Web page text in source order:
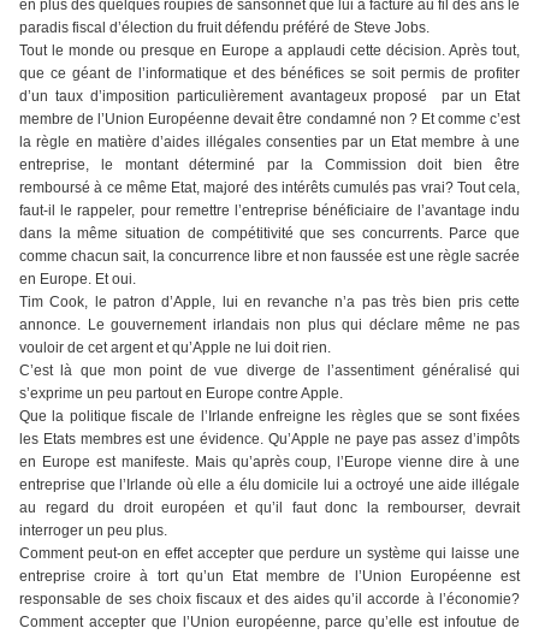
en plus des quelques roupies de sansonnet que lui a facturé au fil des ans le
paradis fiscal d’élection du fruit défendu préféré de Steve Jobs.
Tout le monde ou presque en Europe a applaudi cette décision. Après tout,
que ce géant de l’informatique et des bénéfices se soit permis de profiter
d’un taux d’imposition particulièrement avantageux proposé par un Etat
membre de l’Union Européenne devait être condamné non ? Et comme c’est
la règle en matière d’aides illégales consenties par un Etat membre à une
entreprise, le montant déterminé par la Commission doit bien être
remboursé à ce même Etat, majoré des intérêts cumulés pas vrai? Tout cela,
faut-il le rappeler, pour remettre l’entreprise bénéficiaire de l’avantage indu
dans la même situation de compétitivité que ses concurrents. Parce que
comme chacun sait, la concurrence libre et non faussée est une règle sacrée
en Europe. Et oui.
Tim Cook, le patron d’Apple, lui en revanche n’a pas très bien pris cette
annonce. Le gouvernement irlandais non plus qui déclare même ne pas
vouloir de cet argent et qu’Apple ne lui doit rien.
C’est là que mon point de vue diverge de l’assentiment généralisé qui
s’exprime un peu partout en Europe contre Apple.
Que la politique fiscale de l’Irlande enfreigne les règles que se sont fixées
les Etats membres est une évidence. Qu’Apple ne paye pas assez d’impôts
en Europe est manifeste. Mais qu’après coup, l’Europe vienne dire à une
entreprise que l’Irlande où elle a élu domicile lui a octroyé une aide illégale
au regard du droit européen et qu’il faut donc la rembourser, devrait
interroger un peu plus.
Comment peut-on en effet accepter que perdure un système qui laisse une
entreprise croire à tort qu’un Etat membre de l’Union Européenne est
responsable de ses choix fiscaux et des aides qu’il accorde à l’économie?
Comment accepter que l’Union européenne, parce qu’elle est infoutue de